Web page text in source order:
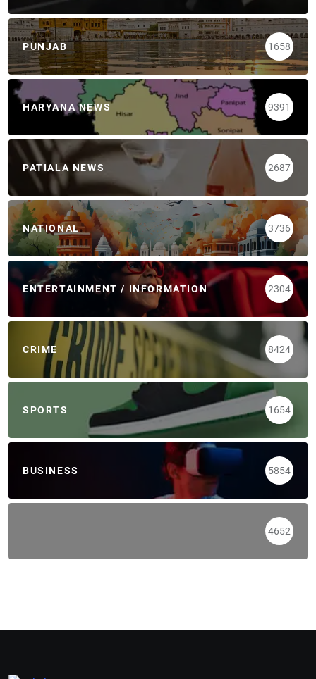
PUNJAB 1658
HARYANA NEWS 9391
PATIALA NEWS 2687
NATIONAL 3736
ENTERTAINMENT / INFORMATION 2304
CRIME 8424
SPORTS 1654
BUSINESS 5854
4652